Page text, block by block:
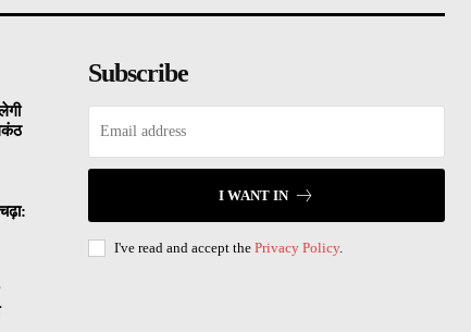
Subscribe
I WANT IN
I've read and accept the Privacy Policy.